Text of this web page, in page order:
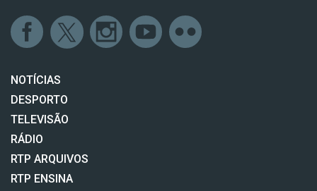
NOTÍCIAS
DESPORTO
TELEVISÃO
RÁDIO
RTP ARQUIVOS
RTP ENSINA